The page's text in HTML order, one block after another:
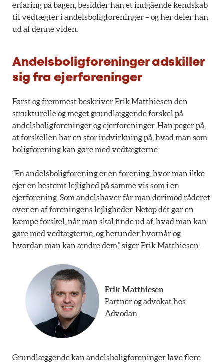
erfaring på bagen, besidder han et indgående kendskab
til vedtægter i andelsboligforeninger – og her deler han
ud af denne viden.
Andelsboligforeninger adskiller
sig fra ejerforeninger
Først og fremmest beskriver Erik Matthiesen den
strukturelle og meget grundlæggende forskel på
andelsboligforeninger og ejerforeninger. Han peger på,
at forskellen har en stor indvirkning på, hvad man som
boligforening kan gøre med vedtægterne.
“En andelsboligforening er en forening, hvor man ikke
ejer en bestemt lejlighed på samme vis som i en
ejerforening. Som andelshaver får man derimod råderet
over en af foreningens lejligheder. Netop dét gør en
kæmpe forskel, når man skal finde ud af, hvad man kan
gøre med vedtægterne, og herunder hvornår og
hvordan man kan ændre dem,” siger Erik Matthiesen.
Erik Matthiesen
Partner og advokat hos
Advodan
Grundlæggende kan andelsboligforeninger lave flere